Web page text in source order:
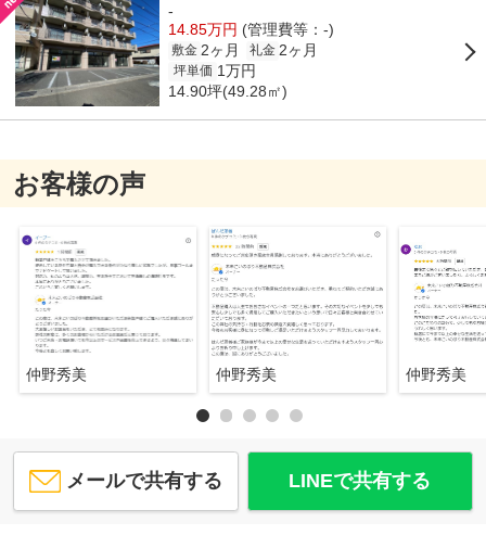
-
14.85万円 (管理費等：-)
敷金 2ヶ月 礼金 2ヶ月
坪単価 1万円
14.90坪(49.28㎡)
お客様の声
仲野秀美 仲野秀美 仲野秀美
メールで共有する LINEで共有する